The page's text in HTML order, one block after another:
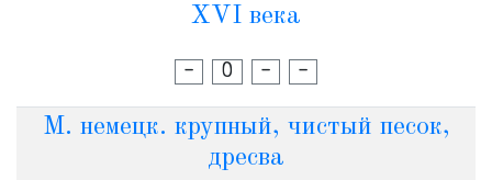
XVI века
- О - -
М. немецк. крупный, чистый песок,
дресва